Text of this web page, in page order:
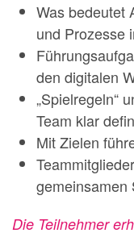
Was bedeutet
und Prozesse
den digitalen
„Spielregeln“
Team klar
Mit Zielen
gemeinsamen
Die Teilnehmer